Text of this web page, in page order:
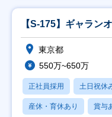
【S-175】ギャラン
東京都
550万~650万
正社員採用 土日祝休
産休・育休あり 賞与